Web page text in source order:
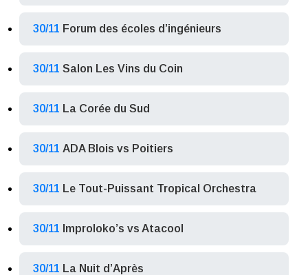
30/11 Forum des écoles d’ingénieurs
30/11 Salon Les Vins du Coin
30/11 La Corée du Sud
30/11 ADA Blois vs Poitiers
30/11 Le Tout-Puissant Tropical Orchestra
30/11 Improloko’s vs Atacool
30/11 La Nuit d’Après